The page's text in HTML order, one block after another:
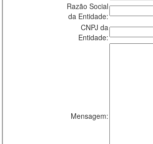
Razão Social
da Entidade:
CNPJ da
Entidade:
Mensagem: